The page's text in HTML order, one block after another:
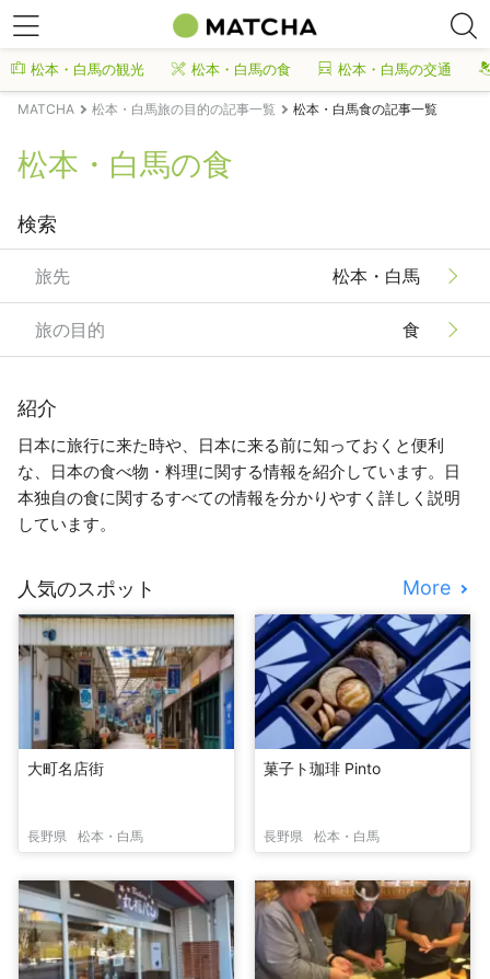
松本・白馬の観光 松本・白馬の食 松本・白馬の交通
MATCHA 松本・白馬旅の目的の記事一覧 松本・白馬食の記事一覧
松本・白馬の食
検索
旅先 松本・白馬
旅の目的 食
紹介
日本に旅行に来た時や、日本に来る前に知っておくと便利
な、日本の食べ物・料理に関する情報を紹介しています。日
本独自の食に関するすべての情報を分かりやすく詳しく説明
しています。
人気のスポット More
大町名店街
長野県 松本・白馬
菓子ト珈琲 Pinto
長野県 松本・白馬